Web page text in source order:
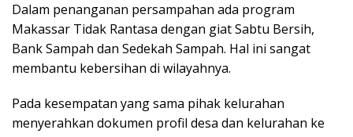
Dalam penanganan persampahan ada program
Makassar Tidak Rantasa dengan giat Sabtu Bersih,
Bank Sampah dan Sedekah Sampah. Hal ini sangat
membantu kebersihan di wilayahnya.
Pada kesempatan yang sama pihak kelurahan
menyerahkan dokumen profil desa dan kelurahan ke